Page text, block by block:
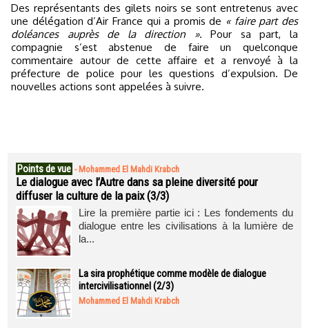
Des représentants des gilets noirs se sont entretenus avec
une délégation d’Air France qui a promis de « faire part des
doléances auprès de la direction ». Pour sa part, la
compagnie s’est abstenue de faire un quelconque
commentaire autour de cette affaire et a renvoyé à la
préfecture de police pour les questions d’expulsion. De
nouvelles actions sont appelées à suivre.
Points de vue - Mohammed El Mahdi Krabch
Le dialogue avec l’Autre dans sa pleine diversité pour
diffuser la culture de la paix (3/3)
Lire la première partie ici : Les fondements du
dialogue entre les civilisations à la lumière de
la...
La sira prophétique comme modèle de dialogue
intercivilisationnel (2/3)
Mohammed El Mahdi Krabch